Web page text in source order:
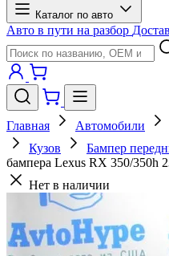
Каталог по авто
Авто в пути на разбор
Главная Автомобили
Кузов
Бампер
бампера Lexus RX 350/350h
Нет в наличии